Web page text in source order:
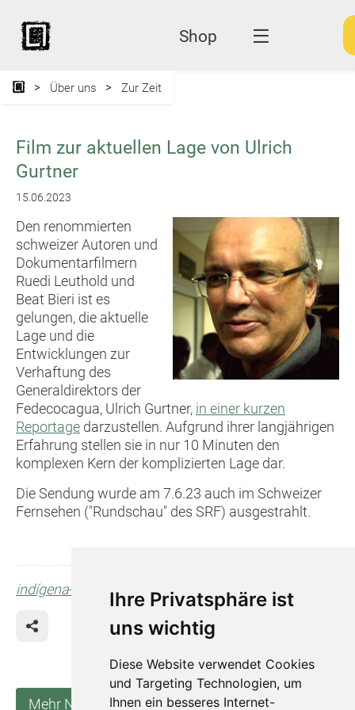
Ihre Privatsphäre ist
uns wichtig
Diese Website verwendet Cookies
und Targeting Technologien, um
Ihnen ein besseres Internet-
Shop
Über uns Zur Zeit
Film zur aktuellen Lage von Ulrich
Gurtner
15.06.2023
Den renommierten
schweizer Autoren und
Dokumentarfilmern
Ruedi Leuthold und
Beat Bieri ist es
gelungen, die aktuelle
Lage und die
Entwicklungen zur
Verhaftung des
Generaldirektors der
Fedecocagua, Ulrich Gurtner, in einer kurzen
Reportage darzustellen. Aufgrund ihrer langjährigen
Erfahrung stellen sie in nur 10 Minuten den
komplexen Kern der komplizierten Lage dar.
Die Sendung wurde am 7.6.23 auch im Schweizer
Fernsehen ("Rundschau" des SRF) ausgestrahlt.
indígena-Kaffee: Mit Genuss Gutes tun.
Mehr Neuigkeiten anzeigen